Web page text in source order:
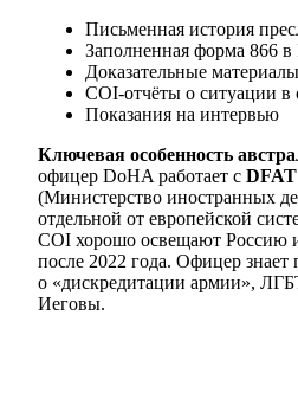
Письменная история
Заполненная форма 866
Доказательные материалы
COI-отчёты о ситуации в
Показания на интервью
Ключевая особенность
офицер DoHA работает с
(Министерство иностранных
отдельной от европейской
COI хорошо освещают Россию
после 2022 года. Офицер знает
о «дискредитации армии»,
Иеговы.